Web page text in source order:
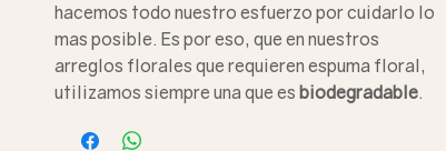
hacemos todo nuestro esfuerzo por cuidarlo lo
mas posible. Es por eso, que en nuestros
arreglos florales que requieren espuma floral,
utilizamos siempre una que es biodegradable.